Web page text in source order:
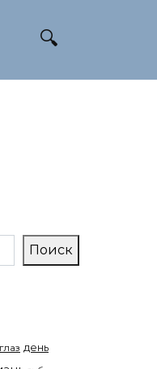
Поиск
глаз день